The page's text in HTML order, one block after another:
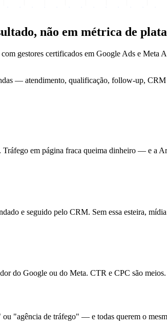
, não em métrica de
gestores certificados em Google Ads e Meta
— atendimento, qualificação, follow-up,
em página fraca queima dinheiro — e a
e seguido pelo CRM. Sem essa esteira,
do Google ou do Meta. CTR e CPC são
"agência de tráfego" — e todas querem o